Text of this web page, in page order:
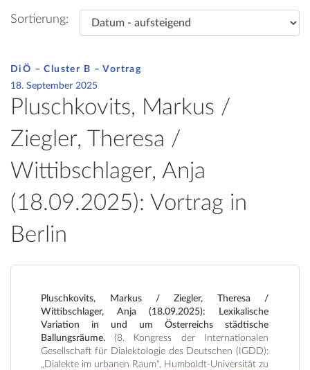
Sortierung:
DiÖ – Cluster B – Vortrag
18. September 2025
Pluschkovits, Markus /
Ziegler, Theresa /
Wittibschlager, Anja
(18.09.2025): Vortrag in
Berlin
Pluschkovits, Markus / Ziegler, Theresa /
Wittibschlager, Anja (18.09.2025): Lexikalische
Variation in und um Österreichs städtische
Ballungsräume. (8. Kongress der Internationalen
Gesellschaft für Dialektologie des Deutschen (IGDD):
„Dialekte im urbanen Raum“, Humboldt-Universität zu